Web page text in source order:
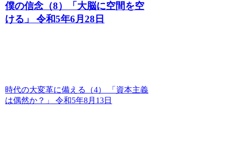
僕の信念（8）「大脳に空間を空
ける」 令和5年6月28日
時代の大変革に備える（4） 「資本主義
は偶然か？」 令和5年8月13日